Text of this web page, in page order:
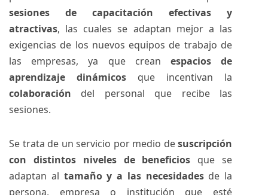
sesiones de capacitación efectivas y
atractivas, las cuales se adaptan mejor a las
exigencias de los nuevos equipos de trabajo de
las empresas, ya que crean espacios de
aprendizaje dinámicos que incentivan la
colaboración del personal que recibe las
sesiones.
Se trata de un servicio por medio desuscripción
con distintos niveles de beneficios que se
adaptan al tamaño y a las necesidadesde la
persona, empresa o institución que esté